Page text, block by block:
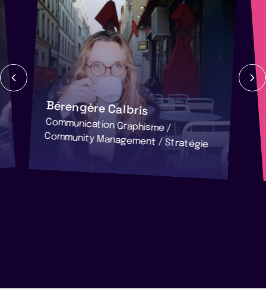
Bérengère Calbris
Communication Graphisme /
Community Management / Stratégie